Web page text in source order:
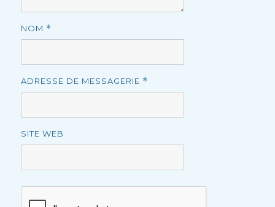
NOM *
ADRESSE DE MESSAGERIE *
SITE WEB